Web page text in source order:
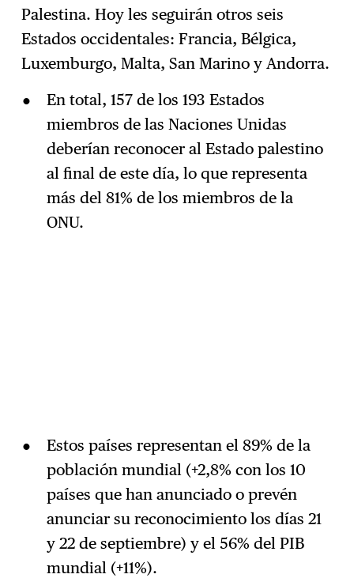
Palestina. Hoy les seguirán otros seis
Estados occidentales: Francia, Bélgica,
Luxemburgo, Malta, San Marino y Andorra.
En total, 157 de los 193 Estados
miembros de las Naciones Unidas
deberían reconocer al Estado palestino
al final de este día, lo que representa
más del 81% de los miembros de la
ONU.
Estos países representan el 89% de la
población mundial (+2,8% con los 10
países que han anunciado o prevén
anunciar su reconocimiento los días 21
y 22 de septiembre) y el 56% del PIB
mundial (+11%).